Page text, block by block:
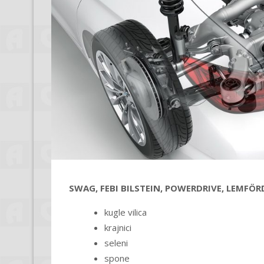
SWAG, FEBI BILSTEIN, POWERDRIVE,
kugle vilica
krajnici
seleni
spone